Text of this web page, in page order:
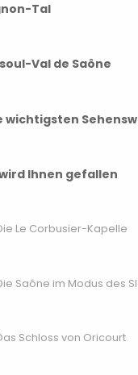
Tal
Val de Saône
wichtigsten
wird Ihnen gefallen
Le Corbusier-Kapelle
Saône im Modus des
Schloss von Oricourt